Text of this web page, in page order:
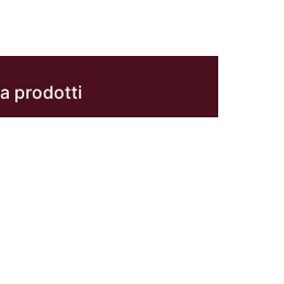
prodotti